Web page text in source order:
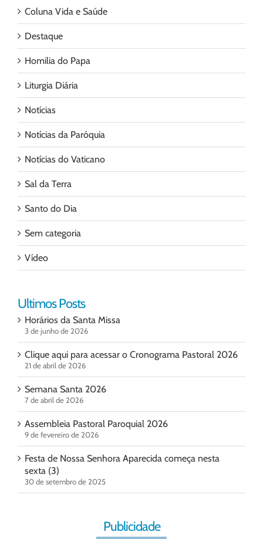
Coluna Vida e Saúde
Destaque
Homilia do Papa
Liturgia Diária
Notícias
Notícias da Paróquia
Notícias do Vaticano
Sal da Terra
Santo do Dia
Sem categoria
Vídeo
Ultimos Posts
Horários da Santa Missa
3 de junho de 2026
Clique aqui para acessar o Cronograma Pastoral 2026
21 de abril de 2026
Semana Santa 2026
7 de abril de 2026
Assembleia Pastoral Paroquial 2026
9 de fevereiro de 2026
Festa de Nossa Senhora Aparecida começa nesta
sexta (3)
30 de setembro de 2025
Publicidade